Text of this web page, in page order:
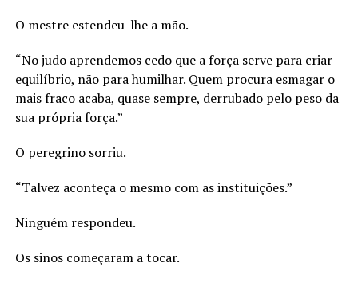
O mestre estendeu-lhe a mão.
“No judo aprendemos cedo que a força serve para criar
equilíbrio, não para humilhar. Quem procura esmagar o
mais fraco acaba, quase sempre, derrubado pelo peso da
sua própria força.”
O peregrino sorriu.
“Talvez aconteça o mesmo com as instituições.”
Ninguém respondeu.
Os sinos começaram a tocar.